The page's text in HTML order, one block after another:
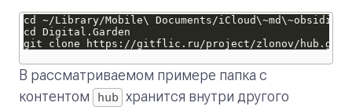
В рассматриваемом примере папка с
контентом
hub хранится внутри другого